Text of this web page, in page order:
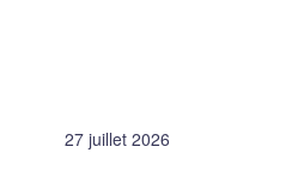
27 juillet 2026